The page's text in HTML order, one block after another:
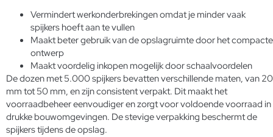
Vermindert werkonderbrekingen omdat je minder vaak
spijkers hoeft aan te vullen
Maakt beter gebruik van de opslagruimte door het compacte
ontwerp
Maakt voordelig inkopen mogelijk door schaalvoordelen
De dozen met 5.000 spijkers bevatten verschillende maten, van 20
mm tot 50 mm, en zijn consistent verpakt. Dit maakt het
voorraadbeheer eenvoudiger en zorgt voor voldoende voorraad in
drukke bouwomgevingen. De stevige verpakking beschermt de
spijkers tijdens de opslag.